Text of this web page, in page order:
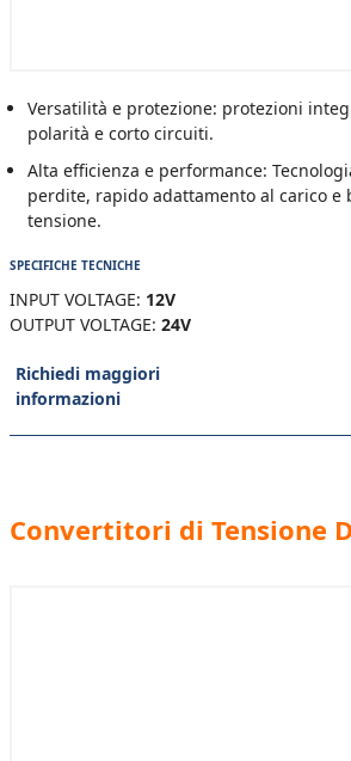
Versatilità e protezione: protezioni
polarità e corto circuiti.
Alta efficienza e performance:
perdite, rapido adattamento al carico e
tensione.
SPECIFICHE TECNICHE
INPUT VOLTAGE: 12V
OUTPUT VOLTAGE: 24V
Richiedi maggiori
informazioni
Convertitori di Tensione